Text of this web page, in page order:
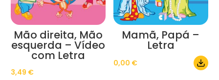
Mão direita, Mão
esquerda – Vídeo
com Letra
3,49 €
Mamã, Papá –
Letra
0,00 €